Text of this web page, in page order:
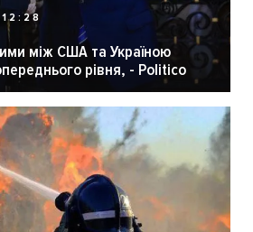
між США та Україною
рівня, - Politico